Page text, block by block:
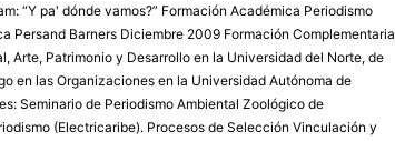
“Y pa' dónde vamos?” Formación Académica Periodismo
Persand Barners Diciembre 2009 Formación Complementaria
Arte, Patrimonio y Desarrollo en la Universidad del Norte, de
en las Organizaciones en la Universidad Autónoma de
Seminario de Periodismo Ambiental Zoológico de
(Electricaribe). Procesos de Selección Vinculación y